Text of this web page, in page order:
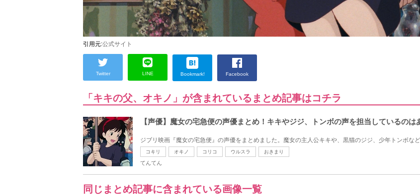
引用元:公式サイト
Twitter LINE Bookmark! Facebook
「キキの父、オキノ」が含まれているまとめ記事はコチラ
【声優】魔女の宅急便の声優まとめ！キキやジジ、トンボの声を担当しているのは
ジブリ映画『魔女の宅急便』の声優をまとめました。魔女の主人公キキや、黒猫のジジ、少年トンボなど
コキリ オキノ コリコ ウルスラ おきまり
てんてん
同じまとめ記事に含まれている画像一覧